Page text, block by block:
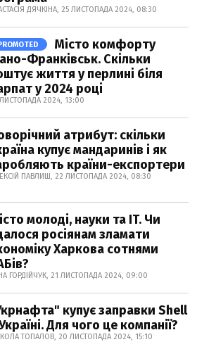
ДЯЧКІНА, 25 ЛИСТОПАДА 2024, 08:30
Місто комфорту
Франківськ. Скільки
життя у перлині біля
у 2024 році
2024, 13:00
атрибут: скільки
купує мандаринів і як
країни-експортери
ПАВЛИШ, 22 ЛИСТОПАДА 2024, 08:30
молоді, науки та IT. Чи
росіянам зламати
Харкова сотнями
ГОРДІЙЧУК, 21 ЛИСТОПАДА 2024, 09:00
купує заправки Shell
Для чого це компанії?
ТОПАЛОВ, 20 ЛИСТОПАДА 2024, 15:10